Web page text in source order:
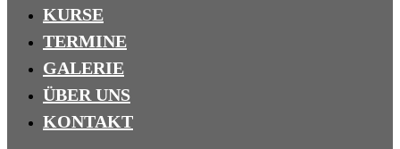
KURSE
TERMINE
GALERIE
ÜBER UNS
KONTAKT